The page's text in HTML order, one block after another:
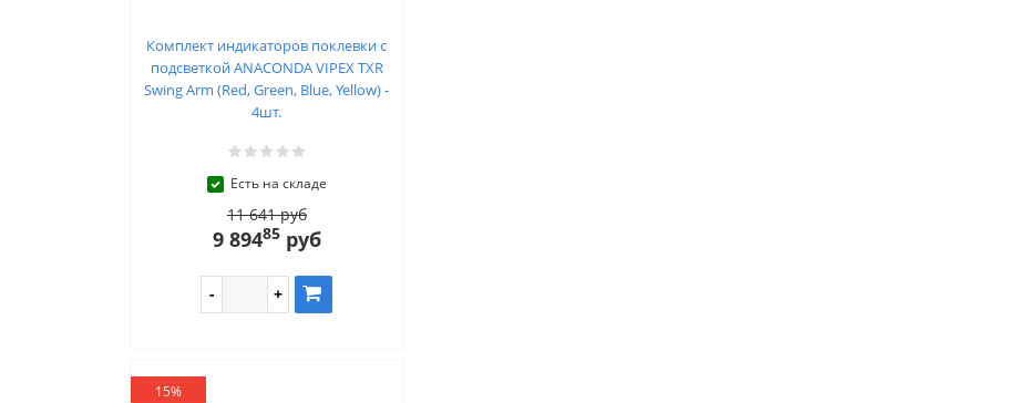
Комплект индикаторов поклевки с
подсветкой ANACONDA VIPEX TXR
Swing Arm (Red, Green, Blue, Yellow) -
4шт.
Есть на складе
11 641 руб
9 89485руб
15%